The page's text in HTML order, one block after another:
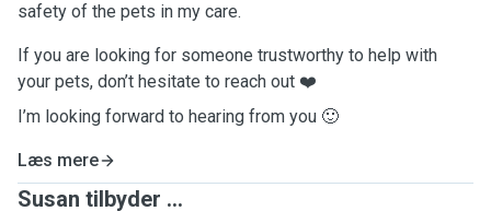
safety of the pets in my care.
If you are looking for someone trustworthy to help with
your pets, don’t hesitate to reach out ❤️
I’m looking forward to hearing from you 🙂
Læs mere
Susan tilbyder ...